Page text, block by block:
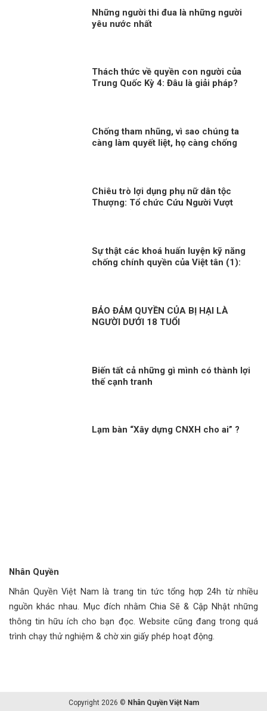
Những người thi đua là những người
yêu nước nhất
Thách thức về quyền con người của
Trung Quốc Kỳ 4: Đâu là giải pháp?
Chống tham nhũng, vì sao chúng ta
càng làm quyết liệt, họ càng chống
Chiêu trò lợi dụng phụ nữ dân tộc
Thượng: Tổ chức Cứu Người Vượt
Sự thật các khoá huấn luyện kỹ năng
chống chính quyền của Việt tân (1):
BẢO ĐẢM QUYỀN CỦA BỊ HẠI LÀ
NGƯỜI DƯỚI 18 TUỔI
Biến tất cả những gì mình có thành lợi
thế cạnh tranh
Lạm bàn “Xây dựng CNXH cho ai” ?
Nhân Quyền
Nhân Quyền Việt Nam là trang tin tức tổng hợp 24h từ nhiều
nguồn khác nhau. Mục đích nhằm Chia Sẽ & Cập Nhật những
thông tin hữu ích cho bạn đọc. Website cũng đang trong quá
trình chạy thử nghiệm & chờ xin giấy phép hoạt động.
Copyright 2026 © Nhân Quyền Việt Nam